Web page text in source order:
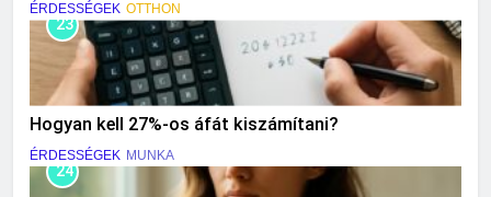
ÉRDESSÉGEK OTTHON
23
Hogyan kell 27%-os áfát kiszámítani?
ÉRDESSÉGEK MUNKA
24